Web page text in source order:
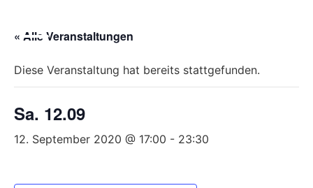
Sie,
diese
ein
verwendet.
« Alle Veranstaltungen
Diese Veranstaltung hat bereits stattgefunden.
Sa. 12.09
12. September 2020 @ 17:00 - 23:30